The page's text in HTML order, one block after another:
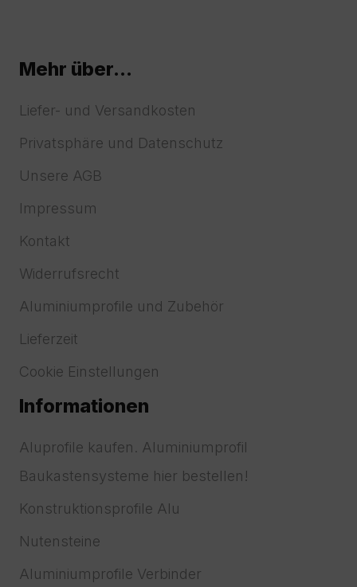
Mehr über...
Liefer- und Versandkosten
Privatsphäre und Datenschutz
Unsere AGB
Impressum
Kontakt
Widerrufsrecht
Aluminiumprofile und Zubehör
Lieferzeit
Cookie Einstellungen
Informationen
Aluprofile kaufen. Aluminiumprofil
Baukastensysteme hier bestellen!
Konstruktionsprofile Alu
Nutensteine
Aluminiumprofile Verbinder